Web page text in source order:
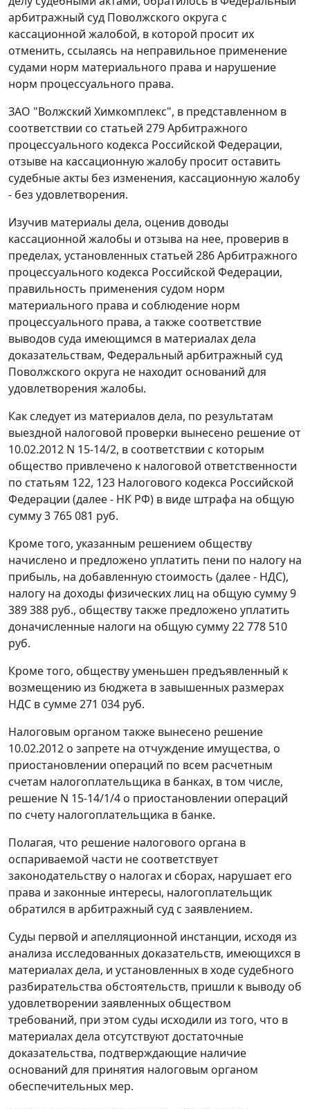
арбитражный суд Поволжского округа с
кассационной жалобой, в которой просит их
отменить, ссылаясь на неправильное применение
судами норм материального права и нарушение
норм процессуального права.
ЗАО "Волжский Химкомплекс", в представленном в
соответствии со статьей 279Арбитражного
процессуального кодекса Российской Федерации,
отзыве на кассационную жалобу просит оставить
судебные акты без изменения, кассационную жалобу
- без удовлетворения.
Изучив материалы дела, оценив доводы
кассационной жалобы и отзыва на нее, проверив в
пределах, установленных статьей 286Арбитражного
процессуального кодекса Российской Федерации,
правильность применения судом норм
материального права и соблюдение норм
процессуального права, а также соответствие
выводов суда имеющимся в материалах дела
доказательствам, Федеральный арбитражный суд
Поволжского округа не находит оснований для
удовлетворения жалобы.
Как следует из материалов дела, по результатам
выездной налоговой проверки вынесено решение от
10.02.2012 N 15-14/2, в соответствии с которым
общество привлечено к налоговой ответственности
по статьям 122, 123 Налогового кодекса Российской
Федерации (далее - НК РФ) в виде штрафа на общую
сумму 3 765 081 руб.
Кроме того, указанным решением обществу
начислено и предложено уплатить пени по налогу на
прибыль, на добавленную стоимость (далее - НДС),
налогу на доходы физических лиц на общую сумму 9
389 388 руб., обществу также предложено уплатить
доначисленные налоги на общую сумму 22 778 510
руб.
Кроме того, обществу уменьшен предъявленный к
возмещению из бюджета в завышенных размерах
НДС в сумме 271 034 руб.
Налоговым органом также вынесено решение
10.02.2012 о запрете на отчуждение имущества, о
приостановлении операций по всем расчетным
счетам налогоплательщика в банках, в том числе,
решение N 15-14/1/4 о приостановлении операций
по счету налогоплательщика в банке.
Полагая, что решение налогового органа в
оспариваемой части не соответствует
законодательству о налогах и сборах, нарушает его
права и законные интересы, налогоплательщик
обратился в арбитражный суд с заявлением.
Суды первой и апелляционной инстанции, исходя из
анализа исследованных доказательств, имеющихся в
материалах дела, и установленных в ходе судебного
разбирательства обстоятельств, пришли к выводу об
удовлетворении заявленных обществом
требований, при этом суды исходили из того, что в
материалах дела отсутствуют достаточные
доказательства, подтверждающие наличие
оснований для принятия налоговым органом
обеспечительных мер.